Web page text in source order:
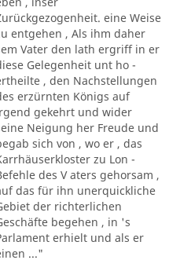
eine Weise
entgehen , Als ihm daher
Vater den lath ergriff in er
Gelegenheit unt ho -
, den Nachstellungen
erzürnten Königs auf
gekehrt und wider
Neigung her Freude und
sich von , wo er , das
zu Lon -
des V aters gehorsam ,
das für ihn unerquickliche
der richterlichen
begehen , in 's
erhielt und als er
..."